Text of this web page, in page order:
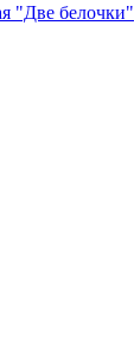
"Две белочки"